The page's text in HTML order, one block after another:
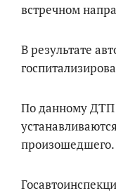
встречном
В результате
По данному ДТП
произошедшего.